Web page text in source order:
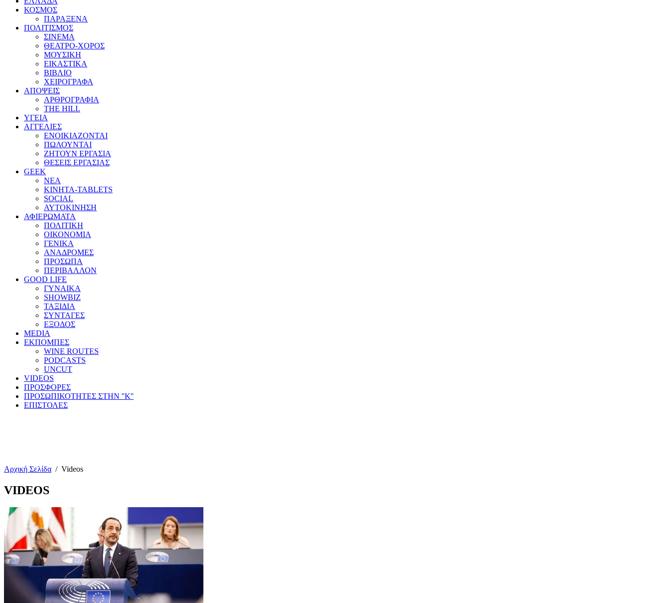
ΚΟΣΜΟΣ
ΠΑΡΑΞΕΝΑ
ΠΟΛΙΤΙΣΜΟΣ
ΣΙΝΕΜΑ
ΘΕΑΤΡΟ-ΧΟΡΟΣ
ΜΟΥΣΙΚΗ
ΕΙΚΑΣΤΙΚΑ
ΒΙΒΛΙΟ
ΧΕΙΡΟΓΡΑΦΑ
ΑΠΟΨΕΙΣ
ΑΡΘΡΟΓΡΑΦΙΑ
THE HILL
ΥΓΕΙΑ
ΑΓΓΕΛΙΕΣ
ΕΝΟΙΚΙΑΖΟΝΤΑΙ
ΠΩΛΟΥΝΤΑΙ
ΖΗΤΟΥΝ ΕΡΓΑΣΙΑ
ΘΕΣΕΙΣ ΕΡΓΑΣΙΑΣ
GEEK
ΝΕΑ
ΚΙΝΗΤΑ-TABLETS
SOCIAL
ΑΥΤΟΚΙΝΗΣΗ
ΑΦΙΕΡΩΜΑΤΑ
ΠΟΛΙΤΙΚΗ
ΟΙΚΟΝΟΜΙΑ
ΓΕΝΙΚΑ
ΑΝΑΔΡΟΜΕΣ
ΠΡΟΣΩΠΑ
ΠΕΡΙΒΑΛΛΟΝ
GOOD LIFE
ΓΥΝΑΙΚΑ
SHOWBIZ
ΤΑΞΙΔΙΑ
ΣΥΝΤΑΓΕΣ
ΕΞΟΔΟΣ
MEDIA
ΕΚΠΟΜΠΕΣ
WINE ROUTES
PODCASTS
UNCUT
VIDEOS
ΠΡΟΣΦΟΡΕΣ
ΠΡΟΣΩΠΙΚΟΤΗΤΕΣ ΣΤΗΝ ''Κ''
ΕΠΙΣΤΟΛΕΣ
Αρχική Σελίδα / Videos
VIDEOS